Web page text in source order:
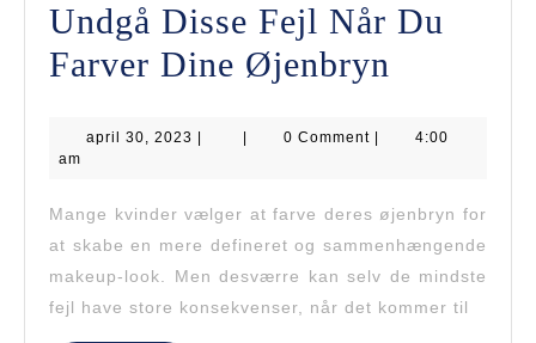
Undgå Disse Fejl Når Du
Farver Dine Øjenbryn
Fejl
Du
Farver
Dine
april 30, 2023 april
0 Comment
4:00
am
Mange kvinder vælger at farve deres øjenbryn for
at skabe en mere defineret og sammenhængende
makeup-look. Men desværre kan selv de mindste
fejl have store konsekvenser, når det kommer til